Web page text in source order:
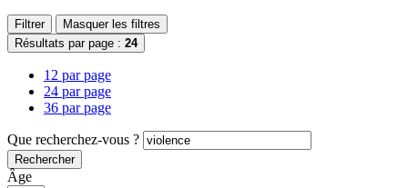
Filtrer
Masquer les filtres
Résultats par page : 24
12 par page
24 par page
36 par page
Que recherchez-vous ?
Rechercher
Âge